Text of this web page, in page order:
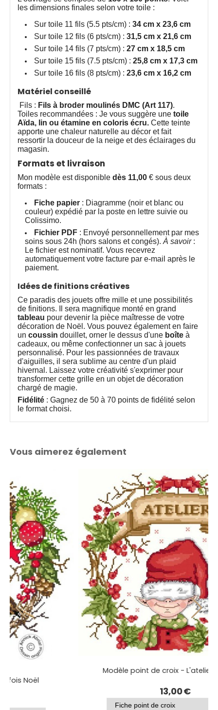
les dimensions finales selon votre toile :
Sur toile 11 fils (5.5 pts/cm) : 34 cm x 23,6 cm
Sur toile 12 fils (6 pts/cm) : 31,5 cm x 21,6 cm
Sur toile 14 fils (7 pts/cm) : 27 cm x 18,5 cm
Sur toile 15 fils (7.5 pts/cm) : 25,8 cm x 17,3 cm
Sur toile 16 fils (8 pts/cm) : 23,6 cm x 16,2 cm
Matériel conseillé
Fils : Fils à broder moulinés DMC (Art 117).
Toiles recommandées : Je vous suggère une toile
Aïda, lin ou étamine en coloris écru. Cette teinte
apporte une chaleur naturelle au décor et fait
ressortir la douceur de la neige et des éclairages du
magasin.
Formats et livraison
Mon modèle est disponible dès 11,00 € sous deux
formats :
Fiche papier : Diagramme (noir et blanc ou
couleur) expédié par la poste en lettre suivie ou
Colissimo.
Fichier PDF : Envoyé personnellement par mes
soins sous 24h (hors salons et congés). À savoir:
Le fichier est nominatif. Vous recevrez
automatiquement votre facture par e-mail après le
paiement.
Idées de finitions créatives
Ce paradis des jouets offre mille et une possibilités
de finitions. Il sera magnifique monté en grand
tableau pour devenir la pièce maîtresse de votre
décoration de Noël. Vous pouvez également en faire
un coussin douillet, orner le dessus d'une boîte à
cadeaux, ou même confectionner un sac à jouets
personnalisé. Pour les passionnées de travaux
d'aiguilles, il sera sublime au centre d'un plaid
hivernal. Laissez votre créativité s'exprimer pour
transformer cette grille en un objet de décoration
chargé de magie.
Fidélité : Gagnez de 50 à 70 points de fidélité selon
le format choisi.
Vous aimerez également
13,00€